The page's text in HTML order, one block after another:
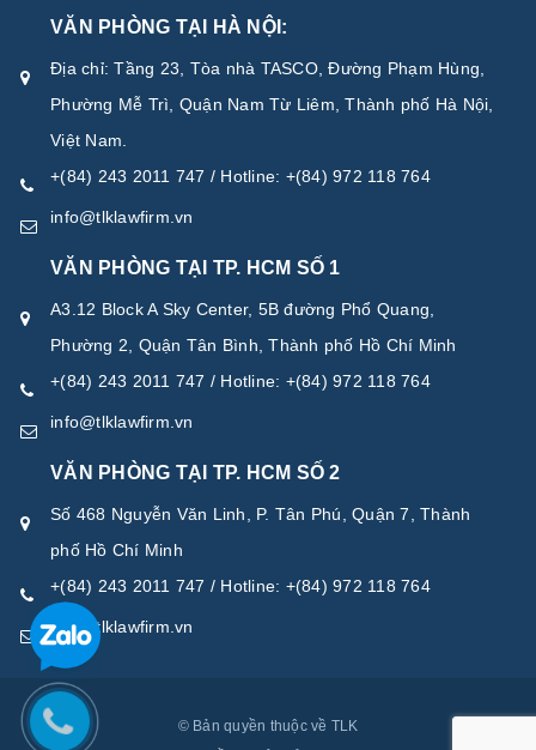
VĂN PHÒNG TẠI HÀ NỘI:
Địa chỉ: Tầng 23, Tòa nhà TASCO, Đường Phạm Hùng,
Phường Mễ Trì, Quận Nam Từ Liêm, Thành phố Hà Nội,
Việt Nam.
+(84) 243 2011 747 / Hotline: +(84) 972 118 764
info@tlklawfirm.vn
VĂN PHÒNG TẠI TP. HCM SỐ 1
A3.12 Block A Sky Center, 5B đường Phổ Quang,
Phường 2, Quận Tân Bình, Thành phố Hồ Chí Minh
+(84) 243 2011 747 / Hotline: +(84) 972 118 764
info@tlklawfirm.vn
VĂN PHÒNG TẠI TP. HCM SỐ 2
Số 468 Nguyễn Văn Linh, P. Tân Phú, Quận 7, Thành
phố Hồ Chí Minh
+(84) 243 2011 747 / Hotline: +(84) 972 118 764
info@tlklawfirm.vn
© Bản quyền thuộc về TLK